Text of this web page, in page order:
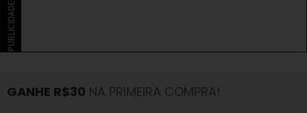
PUBLICIDADE
GANHE R$30 NA PRIMEIRA COMPRA!